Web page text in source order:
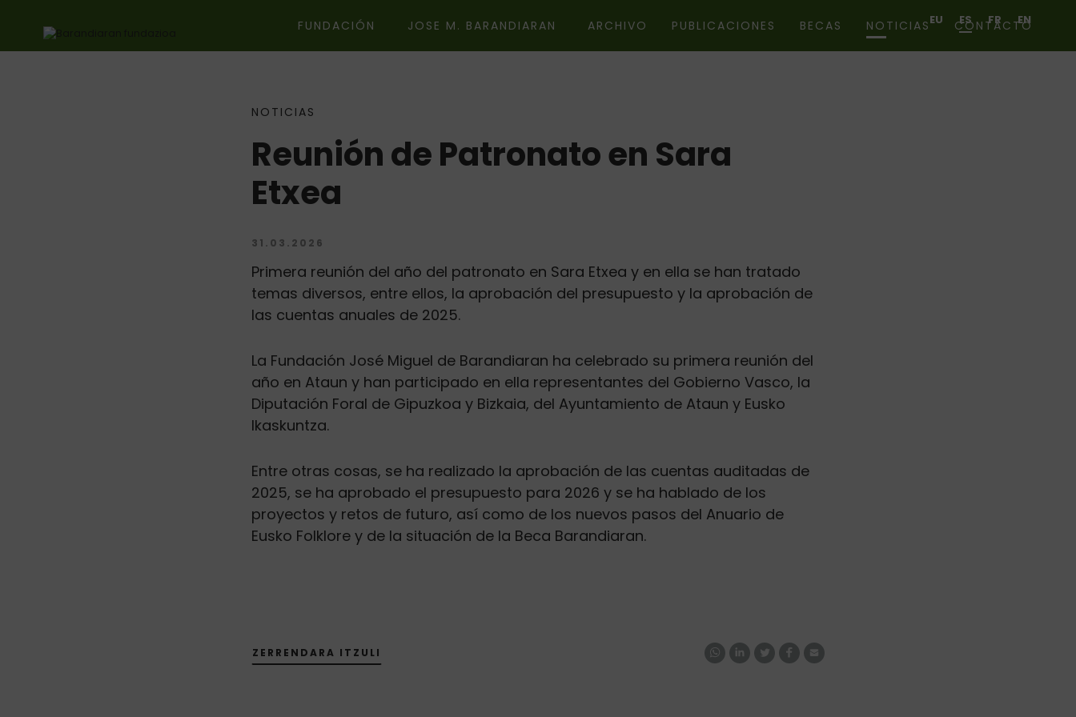
EU ES FR EN
FUNDACIÓN JOSE M. BARANDIARAN ARCHIVO PUBLICACIONES BECAS NOTICIAS CONTACTO
NOTICIAS
Reunión de Patronato en Sara
Etxea
31.03.2026
Primera reunión del año del patronato en Sara Etxea y en ella se han tratado
temas diversos, entre ellos, la aprobación del presupuesto y la aprobación de
las cuentas anuales de 2025.
La Fundación José Miguel de Barandiaran ha celebrado su primera reunión del
año en Ataun y han participado en ella representantes del Gobierno Vasco, la
Diputación Foral de Gipuzkoa y Bizkaia, del Ayuntamiento de Ataun y Eusko
Ikaskuntza.
Entre otras cosas, se ha realizado la aprobación de las cuentas auditadas de
2025, se ha aprobado el presupuesto para 2026 y se ha hablado de los
proyectos y retos de futuro, así como de los nuevos pasos del Anuario de
Eusko Folklore y de la situación de la Beca Barandiaran.
ZERRENDARA ITZULI